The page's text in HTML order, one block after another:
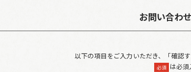
お問い合わ
以下の項目をご入力いただき、「確認
必須 は必須